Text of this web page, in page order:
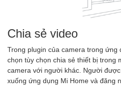
Chia sẻ video
Trong plugin của camera trong ứng
chọn tùy chọn chia sẻ thiết bị trong
camera với người khác. Người
xuống ứng dụng Mi Home và đăng